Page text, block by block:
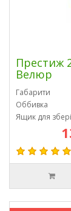
Престиж
Велюр
Габарити
Оббивка
Ящик для